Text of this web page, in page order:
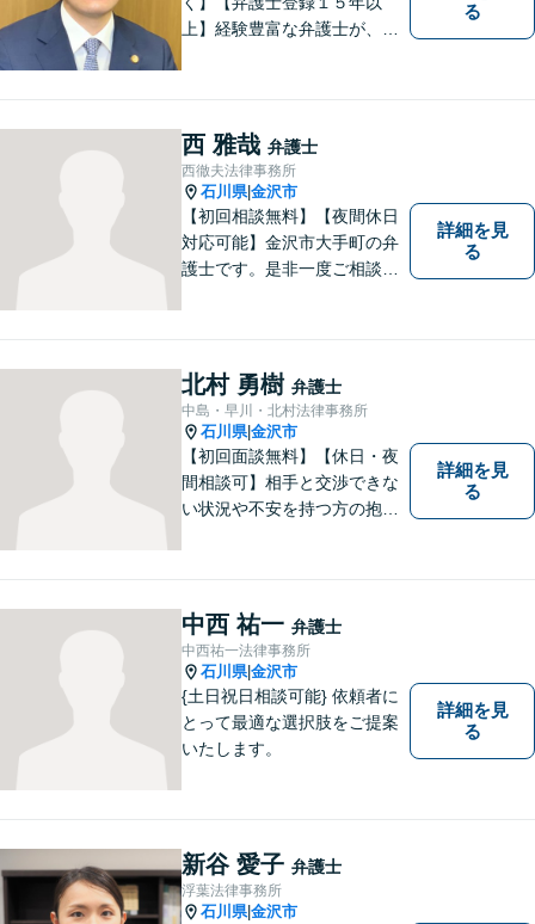
上】経験豊富な弁護士が、誠
る
西 雅哉 弁護士
西徹夫法律事務所
石川県|金沢市
【初回相談無料】【夜間休日
対応可能】金沢市大手町の弁
護士です。是非一度ご相談く
詳細を見
る
北村 勇樹 弁護士
中島・早川・北村法律事務所
石川県|金沢市
【初回面談無料】【休日・夜
間相談可】相手と交渉できな
い状況や不安を持つ方の抱え
す。悩んでいる人は、一度弁
護士に話を聞いてもらうこと
でトラブル解決のきっかけを
つかむことができるかもしれ
ません。
詳細を見
る
中西 祐一 弁護士
中西祐一法律事務所
石川県|金沢市
{土日祝日相談可能} 依頼者に
とって最適な選択肢をご提案
いたします。
詳細を見
る
新谷 愛子 弁護士
浮葉法律事務所
石川県|金沢市